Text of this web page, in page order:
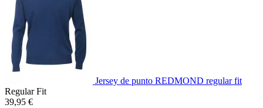
Jersey de punto REDMOND regular fit
Regular Fit
39,95 €